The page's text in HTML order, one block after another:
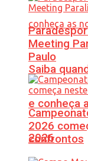
Saiba
e conheça
2026
Meeting
Paulo
2026
confrontos